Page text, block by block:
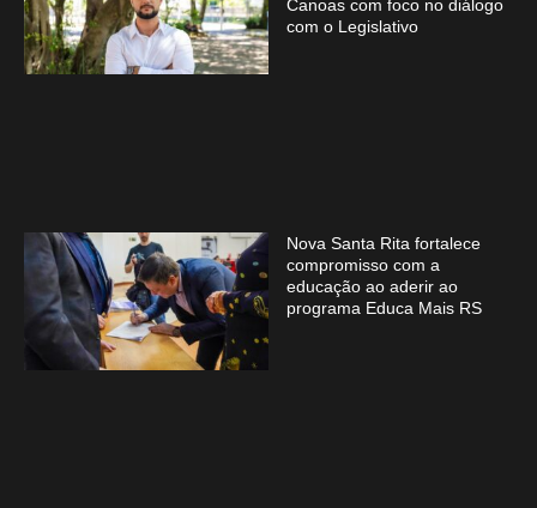
Canoas com foco no diálogo
com o Legislativo
Nova Santa Rita fortalece
compromisso com a
educação ao aderir ao
programa Educa Mais RS